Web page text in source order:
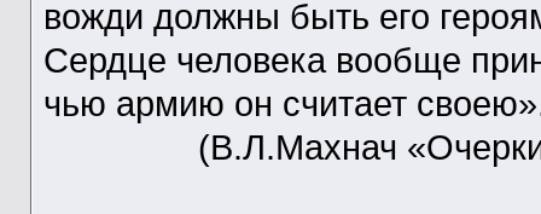
вожди должны быть его
Сердце человека вообще
чью армию он считает
(В.Л.Махнач «Очерки